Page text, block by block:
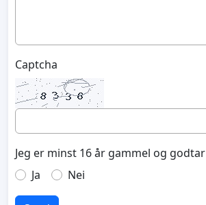
Captcha
Jeg er minst 16 år gammel og godtar
Ja
Nei